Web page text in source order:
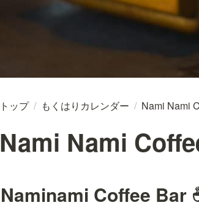
トップ / もくはりカレンダー / Nami Nami
Nami Nami
Naminami Coffee Bar